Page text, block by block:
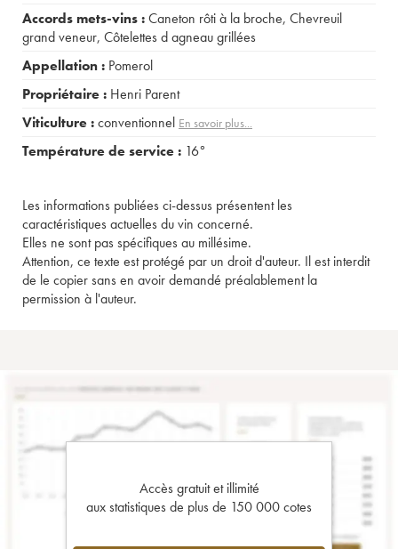
Accords mets-vins :Caneton rôti à la broche, Chevreuil
grand veneur, Côtelettes d agneau grillées
Appellation : Pomerol
Propriétaire : Henri Parent
Viticulture :conventionnel En savoir plus...
Température de service : 16°
Les informations publiées ci-dessus présentent les
caractéristiques actuelles du vin concerné.
Elles ne sont pas spécifiques au millésime.
Attention, ce texte est protégé par un droit d'auteur. Il est interdit
de le copier sans en avoir demandé préalablement la
permission à l'auteur.
Accès gratuit et illimité
aux statistiques de plus de 150 000 cotes